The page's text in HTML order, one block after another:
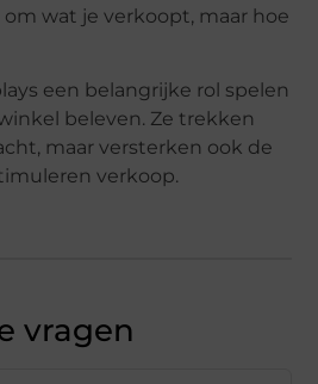
wat je verkoopt, maar hoe
een belangrijke rol spelen
beleven. Ze trekken
maar versterken ook de
verkoop.
vragen